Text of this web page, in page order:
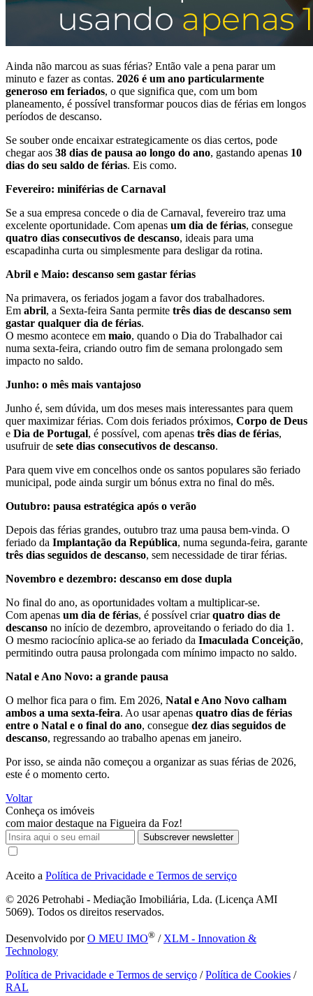
Ainda não marcou as suas férias? Então vale a pena parar um
minuto e fazer as contas. 2026 é um ano particularmente
generoso em feriados, o que significa que, com um bom
planeamento, é possível transformar poucos dias de férias em longos
períodos de descanso.
Se souber onde encaixar estrategicamente os dias certos, pode
chegar aos 38 dias de pausa ao longo do ano, gastando apenas 10
dias do seu saldo de férias. Eis como.
Fevereiro: miniférias de Carnaval
Se a sua empresa concede o dia de Carnaval, fevereiro traz uma
excelente oportunidade. Com apenas um dia de férias, consegue
quatro dias consecutivos de descanso, ideais para uma
escapadinha curta ou simplesmente para desligar da rotina.
Abril e Maio: descanso sem gastar férias
Na primavera, os feriados jogam a favor dos trabalhadores.
Em abril, a Sexta-feira Santa permite três dias de descanso sem
gastar qualquer dia de férias.
O mesmo acontece em maio, quando o Dia do Trabalhador cai
numa sexta-feira, criando outro fim de semana prolongado sem
impacto no saldo.
Junho: o mês mais vantajoso
Junho é, sem dúvida, um dos meses mais interessantes para quem
quer maximizar férias. Com dois feriados próximos, Corpo de Deus
e Dia de Portugal, é possível, com apenas três dias de férias,
usufruir de sete dias consecutivos de descanso.
Para quem vive em concelhos onde os santos populares são feriado
municipal, pode ainda surgir um bónus extra no final do mês.
Outubro: pausa estratégica após o verão
Depois das férias grandes, outubro traz uma pausa bem-vinda. O
feriado da Implantação da República, numa segunda-feira, garante
três dias seguidos de descanso, sem necessidade de tirar férias.
Novembro e dezembro: descanso em dose dupla
No final do ano, as oportunidades voltam a multiplicar-se.
Com apenas um dia de férias, é possível criarquatro dias de
descanso no início de dezembro, aproveitando o feriado do dia 1.
O mesmo raciocínio aplica-se ao feriado da Imaculada Conceição,
permitindo outra pausa prolongada com mínimo impacto no saldo.
Natal e Ano Novo: a grande pausa
O melhor fica para o fim. Em 2026, Natal e Ano Novo calham
ambos a uma sexta-feira. Ao usar apenas quatro dias de férias
entre o Natal e o final do ano, consegue dez dias seguidos de
descanso, regressando ao trabalho apenas em janeiro.
Por isso, se ainda não começou a organizar as suas férias de 2026,
este é o momento certo.
Voltar
Conheça os imóveis
com maior destaque na Figueira da Foz!
Subscrever newsletter
Aceito a Política de Privacidade e Termos de serviço
© 2026 Petrohabi - Mediação Imobiliária, Lda. (Licença AMI
5069). Todos os direitos reservados.
Desenvolvido porO MEU IMO® / XLM - Innovation &
Technology
Política de Privacidade e Termos de serviço /Política de Cookies /
RAL